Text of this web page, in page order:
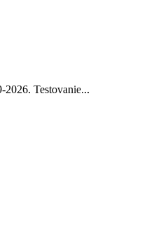
2026. Testovanie...